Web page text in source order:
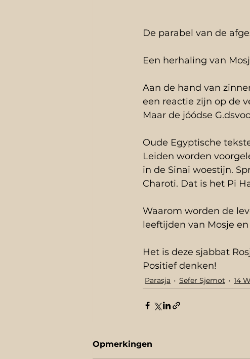
De parabel van de
Een herhaling van
Aan de hand van
een reactie zijn op de
Maar de jóódse
Oude Egyptische
Leiden worden
in de Sinai woestijn.
Charoti. Dat is het Pi
Waarom worden de
leeftijden van Mosje
Het is deze sjabbat
Positief denken!
Parasja Sefer Sjemot 14
Opmerkingen